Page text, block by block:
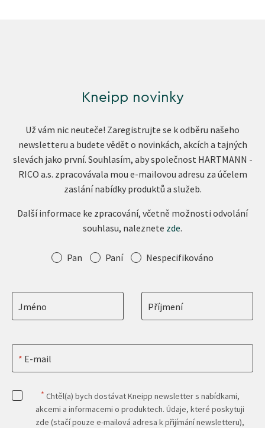
Kneipp novinky
Už vám nic neuteče! Zaregistrujte se k odběru našeho
newsletteru a budete vědět o novinkách, akcích a tajných
slevách jako první. Souhlasím, aby společnost HARTMANN -
RICO a.s. zpracovávala mou e-mailovou adresu za účelem
zaslání nabídky produktů a služeb.
Další informace ke zpracování, včetně možnosti odvolání
souhlasu, naleznete zde.
Oslovení Pan Paní Nespecifikováno
Jméno Příjmení
E-mail
* Chtěl(a) bych dostávat Kneipp newsletter s nabídkami,
akcemi a informacemi o produktech. Údaje, které poskytuji
zde (stačí pouze e-mailová adresa k přijímání newsletteru),